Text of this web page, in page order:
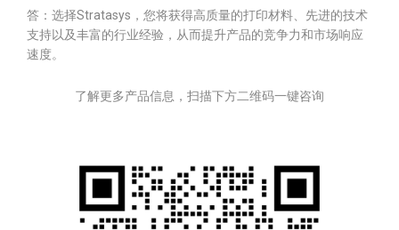
答：选择Stratasys，您将获得高质量的打印材料、先进的技术
支持以及丰富的行业经验，从而提升产品的竞争力和市场响应
速度。
了解更多产品信息，扫描下方二维码一键咨询